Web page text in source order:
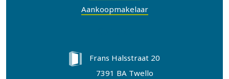
Aankoopmakelaar
Frans Halsstraat 20
7391 BA Twello